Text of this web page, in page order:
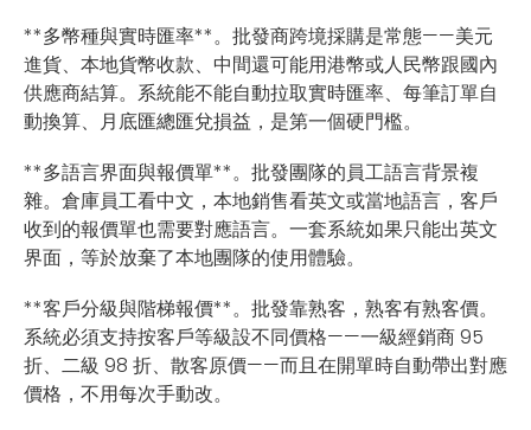
**多幣種與實時匯率**。批發商跨境採購是常態——美元
進貨、本地貨幣收款、中間還可能用港幣或人民幣跟國內
供應商結算。系統能不能自動拉取實時匯率、每筆訂單自
動換算、月底匯總匯兌損益，是第一個硬門檻。
**多語言界面與報價單**。批發團隊的員工語言背景複
雜。倉庫員工看中文，本地銷售看英文或當地語言，客戶
收到的報價單也需要對應語言。一套系統如果只能出英文
界面，等於放棄了本地團隊的使用體驗。
**客戶分級與階梯報價**。批發靠熟客，熟客有熟客價。
系統必須支持按客戶等級設不同價格——一級經銷商 95
折、二級 98 折、散客原價——而且在開單時自動帶出對應
價格，不用每次手動改。